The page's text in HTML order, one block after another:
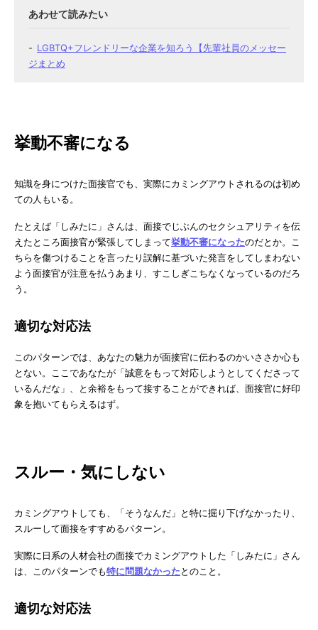
LGBTQ+フレンドリーな企業を知ろう【先輩社員のメッセー
ジまとめ
挙動不審になる
知識を身につけた面接官でも、実際にカミングアウトされるのは初め
ての人もいる。
たとえば「しみたに」さんは、面接でじぶんのセクシュアリティを伝
えたところ面接官が緊張してしまって挙動不審になったのだとか。こ
ちらを傷つけることを言ったり誤解に基づいた発言をしてしまわない
よう面接官が注意を払うあまり、すこしぎこちなくなっているのだろ
う。
適切な対応法
このパターンでは、あなたの魅力が面接官に伝わるのかいささか心も
とない。ここであなたが「誠意をもって対応しようとしてくださって
いるんだな」、と余裕をもって接することができれば、面接官に好印
象を抱いてもらえるはず。
スルー・気にしない
カミングアウトしても、「そうなんだ」と特に掘り下げなかったり、
スルーして面接をすすめるパターン。
実際に日系の人材会社の面接でカミングアウトした「しみたに」さん
は、このパターンでも特に問題なかったとのこと。
適切な対応法